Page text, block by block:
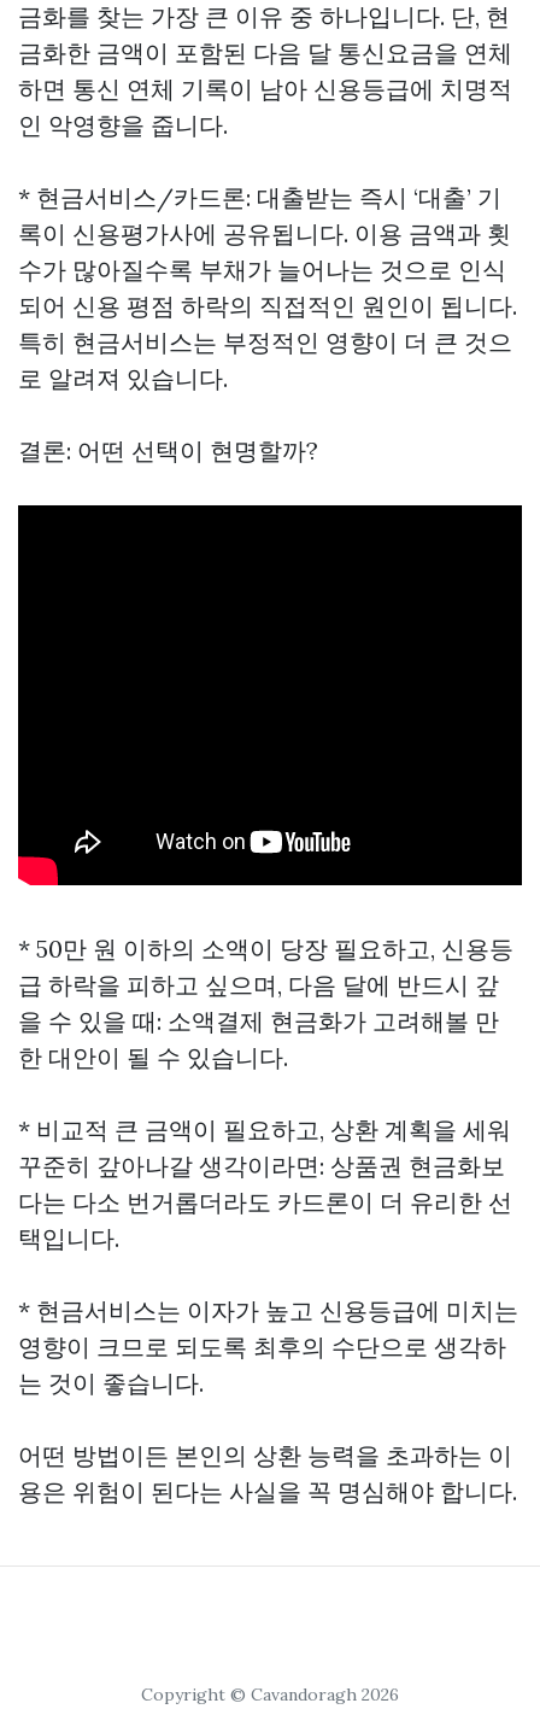
금화를 찾는 가장 큰 이유 중 하나입니다. 단, 현
금화한 금액이 포함된 다음 달 통신요금을 연체
하면 통신 연체 기록이 남아 신용등급에 치명적
인 악영향을 줍니다.
* 현금서비스/카드론: 대출받는 즉시 ‘대출’ 기
록이 신용평가사에 공유됩니다. 이용 금액과 횟
수가 많아질수록 부채가 늘어나는 것으로 인식
되어 신용 평점 하락의 직접적인 원인이 됩니다.
특히 현금서비스는 부정적인 영향이 더 큰 것으
로 알려져 있습니다.
결론: 어떤 선택이 현명할까?
* 50만 원 이하의 소액이 당장 필요하고, 신용등
급 하락을 피하고 싶으며, 다음 달에 반드시 갚
을 수 있을 때: 소액결제 현금화가 고려해볼 만
한 대안이 될 수 있습니다.
* 비교적 큰 금액이 필요하고, 상환 계획을 세워
꾸준히 갚아나갈 생각이라면: 상품권 현금화보
다는 다소 번거롭더라도 카드론이 더 유리한 선
택입니다.
* 현금서비스는 이자가 높고 신용등급에 미치는
영향이 크므로 되도록 최후의 수단으로 생각하
는 것이 좋습니다.
어떤 방법이든 본인의 상환 능력을 초과하는 이
용은 위험이 된다는 사실을 꼭 명심해야 합니다.
Copyright © Cavandoragh 2026